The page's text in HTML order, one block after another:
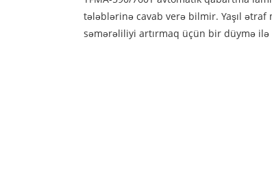
tələblərinə cavab verə bilmir. Yaşıl ətraf
səmərəliliyi artırmaq üçün bir düymə